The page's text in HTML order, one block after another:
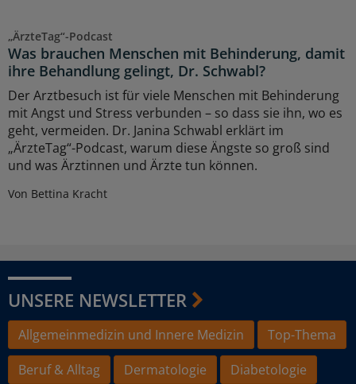
„ÄrzteTag“-Podcast
Was brauchen Menschen mit Behinderung, damit
ihre Behandlung gelingt, Dr. Schwabl?
Der Arztbesuch ist für viele Menschen mit Behinderung
mit Angst und Stress verbunden – so dass sie ihn, wo es
geht, vermeiden. Dr. Janina Schwabl erklärt im
„ÄrzteTag“-Podcast, warum diese Ängste so groß sind
und was Ärztinnen und Ärzte tun können.
Von Bettina Kracht
UNSERE NEWSLETTER
Allgemeinmedizin und Innere Medizin
Top-Thema
Beruf & Alltag
Dermatologie
Diabetologie